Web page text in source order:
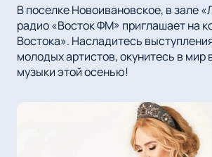
В поселке Новоивановское, в зале
радио «Восток ФМ» приглашает на
Востока». Насладитесь
молодых артистов, окунитесь в мир
музыки этой осенью!